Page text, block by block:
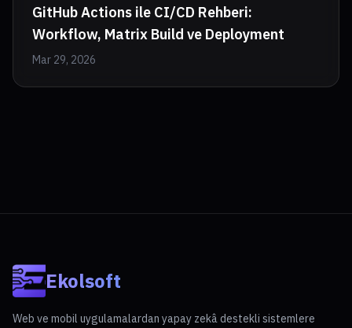
GitHub Actions ile CI/CD Rehberi:
Workflow, Matrix Build ve Deployment
Mar 29, 2026
Ekolsoft
Web ve mobil uygulamalardan yapay zekâ destekli sistemlere